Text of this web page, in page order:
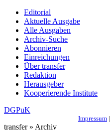
Editorial
Aktuelle Ausgabe
Alle Ausgaben
Archiv-Suche
Abonnieren
Einreichungen
Über transfer
Redaktion
Herausgeber
Kooperierende Institute
DGPuK
Impressum |
transfer » Archiv